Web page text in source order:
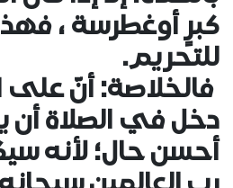
كبرٍ أوغطرسة ،
للتحريم.
فالخلاصة: أنّ على
دخل في الصلاة
أحسن حال؛ لأنه